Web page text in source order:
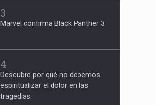
3
Marvel confirma Black Panther 3
4
Descubre por qué no debemos
espiritualizar el dolor en las
tragedias.